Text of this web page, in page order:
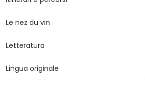
Le nez du vin
Letteratura
Lingua originale